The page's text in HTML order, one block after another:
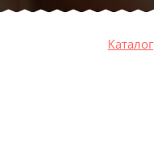
Каталог